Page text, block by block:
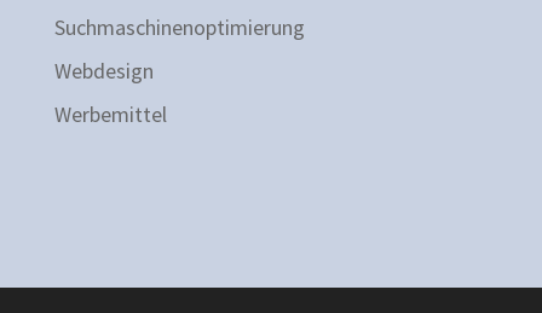
Suchmaschinenoptimierung
Webdesign
Werbemittel